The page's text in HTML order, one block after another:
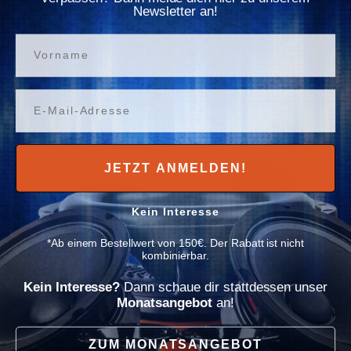
Normaler Preis
49,99€
In den Warenkorb
Normaler Preis
1,20€
In den Warenkorb
✈ 1-2 Tage
Keine Bewertungen
Ampire
✈ 1-2 Tage
Keine Bewertungen
Ampire
Newsletter an!
JETZT ANMELDEN!
Kein Interesse
*Ab einem Bestellwert von 150€. Der Rabatt ist nicht
kombinierbar.
Kein Interesse?Dann schaue dir stattdessen unser
Monatsangebotan!
ZUM MONATSANGEBOT